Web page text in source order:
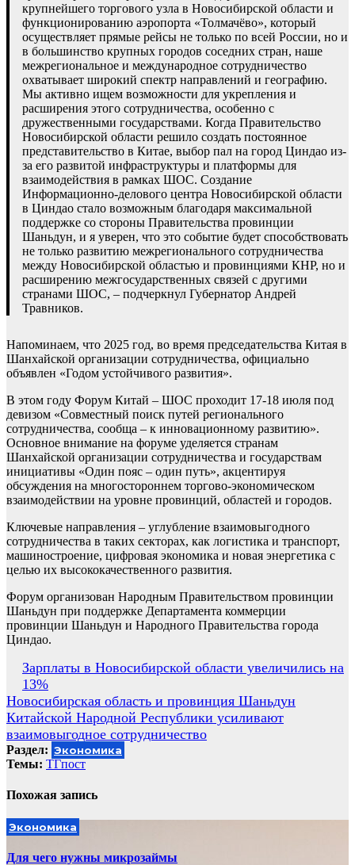
крупнейшего торгового узла в Новосибирской области и
функционированию аэропорта «Толмачёво», который
осуществляет прямые рейсы не только по всей России, но и
в большинство крупных городов соседних стран, наше
межрегиональное и международное сотрудничество
охватывает широкий спектр направлений и географию.
Мы активно ищем возможности для укрепления и
расширения этого сотрудничества, особенно с
дружественными государствами. Когда Правительство
Новосибирской области решило создать постоянное
представительство в Китае, выбор пал на город Циндао из-
за его развитой инфраструктуры и платформы для
взаимодействия в рамках ШОС. Создание
Информационно-делового центра Новосибирской области
в Циндао стало возможным благодаря максимальной
поддержке со стороны Правительства провинции
Шаньдун, и я уверен, что это событие будет способствовать
не только развитию межрегионального сотрудничества
между Новосибирской областью и провинциями КНР, но и
расширению межгосударственных связей с другими
странами ШОС, – подчеркнул Губернатор Андрей
Травников.
Напоминаем, что 2025 год, во время председательства Китая в
Шанхайской организации сотрудничества, официально
объявлен «Годом устойчивого развития».
В этом году Форум Китай – ШОС проходит 17-18 июля под
девизом «Совместный поиск путей регионального
сотрудничества, сообща – к инновационному развитию».
Основное внимание на форуме уделяется странам
Шанхайской организации сотрудничества и государствам
инициативы «Один пояс – один путь», акцентируя
обсуждения на многостороннем торгово-экономическом
взаимодействии на уровне провинций, областей и городов.
Ключевые направления – углубление взаимовыгодного
сотрудничества в таких секторах, как логистика и транспорт,
машиностроение, цифровая экономика и новая энергетика с
целью их высококачественного развития.
Форум организован Народным Правительством провинции
Шаньдун при поддержке Департамента коммерции
провинции Шаньдун и Народного Правительства города
Циндао.
Навигация
по
записям
Зарплаты в Новосибирской области увеличились на
13%
Новосибирская область и провинция Шаньдун
Китайской Народной Республики усиливают
взаимовыгодное сотрудничество
Раздел: Экономика
Темы: ТГпост
Похожая запись
Экономика
Для чего нужны микрозаймы